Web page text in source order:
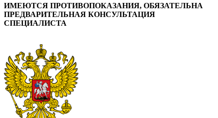
ИМЕЮТСЯ ПРОТИВОПОКАЗАНИЯ, ОБЯЗАТЕЛЬНА
ПРЕДВАРИТЕЛЬНАЯ КОНСУЛЬТАЦИЯ
СПЕЦИАЛИСТА